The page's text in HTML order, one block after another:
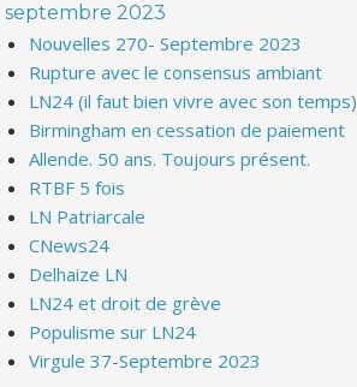
septembre 2023
Nouvelles 270- Septembre 2023
Rupture avec le consensus ambiant
LN24 (il faut bien vivre avec son temps)
Birmingham en cessation de paiement
Allende. 50 ans. Toujours présent.
RTBF 5 fois
LN Patriarcale
CNews24
Delhaize LN
LN24 et droit de grève
Populisme sur LN24
Virgule 37-Septembre 2023